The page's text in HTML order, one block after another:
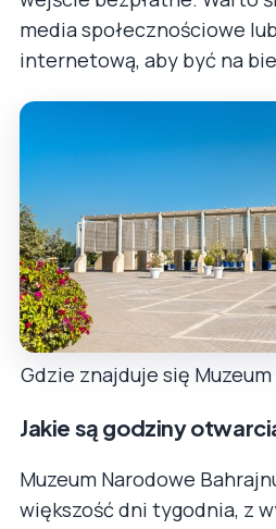
media społecznościowe
internetową, aby być na
Gdzie znajduje się
Jakie są godziny
Muzeum Narodowe
większość dni tygodnia, z